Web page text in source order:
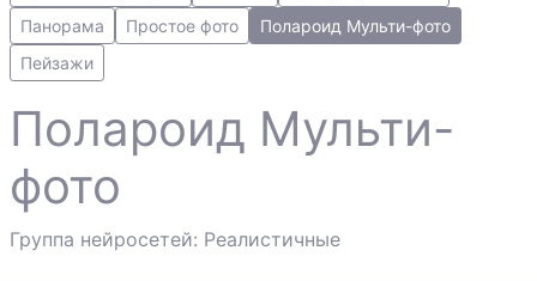
Панорама
Простое фото
Полароид Мульти-фото
Пейзажи
Полароид Мульти-
фото
Группа нейросетей: Реалистичные